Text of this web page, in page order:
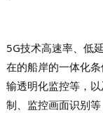
5G技术高速率、低
在的船岸的一体化
输透明化监控等，
制、监控画面识别